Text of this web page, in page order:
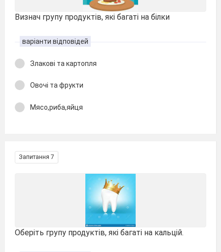
Визнач групу продуктів, які багаті на білки
варіанти відповідей
Злакові та картопля
Овочі та фрукти
Мясо,риба,яйця
Запитання 7
Оберіть групу продуктів, які багаті на кальцій.